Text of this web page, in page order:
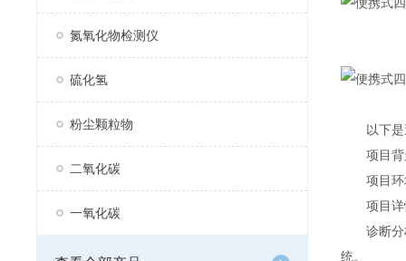
氮氧化物检测仪
硫化氢
粉尘颗粒物
二氧化碳
一氧化碳
以下是
项目背景
项目环境
项目详
诊断分析
统。